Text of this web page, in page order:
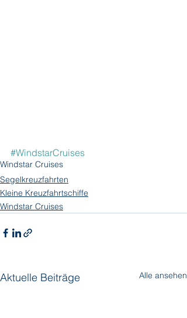
#WindstarCruises
Windstar Cruises
Segelkreuzfahrten
Kleine Kreuzfahrtschiffe
Windstar Cruises
Aktuelle Beiträge Alle ansehen